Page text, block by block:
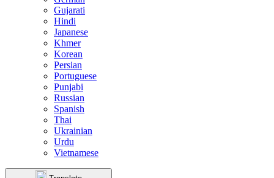
Gujarati
Hindi
Japanese
Khmer
Korean
Persian
Portuguese
Punjabi
Russian
Spanish
Thai
Ukrainian
Urdu
Vietnamese